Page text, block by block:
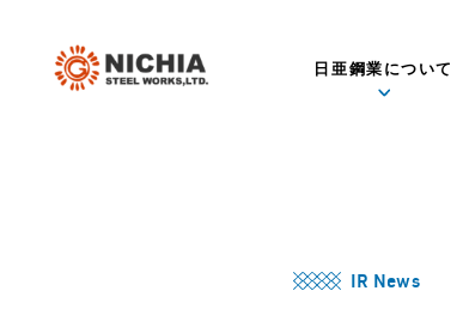
日亜鋼業について
IR News